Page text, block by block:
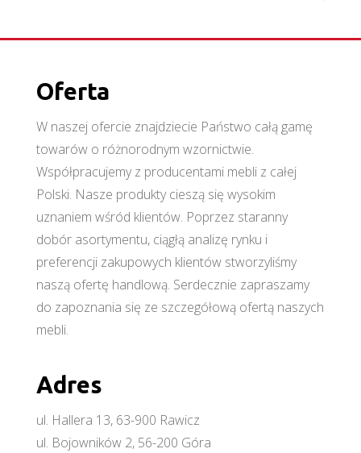
Oferta
W naszej ofercie znajdziecie Państwo całą gamę
towarów o różnorodnym wzornictwie.
Współpracujemy z producentami mebli z całej
Polski. Nasze produkty cieszą się wysokim
uznaniem wśród klientów. Poprzez staranny
dobór asortymentu, ciągłą analizę rynku i
preferencji zakupowych klientów stworzyliśmy
naszą ofertę handlową. Serdecznie zapraszamy
do zapoznania się ze szczegółową ofertą naszych
mebli.
Adres
ul. Hallera 13, 63-900 Rawicz
ul. Bojowników 2, 56-200 Góra